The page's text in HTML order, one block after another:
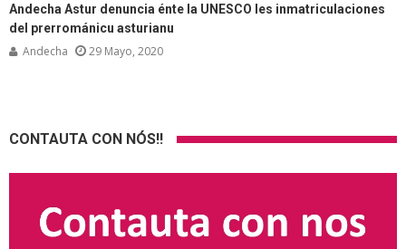
Andecha Astur denuncia énte la UNESCO les inmatriculaciones
del prerrománicu asturianu
Andecha 29 Mayo, 2020
CONTAUTA CON NÓS!!